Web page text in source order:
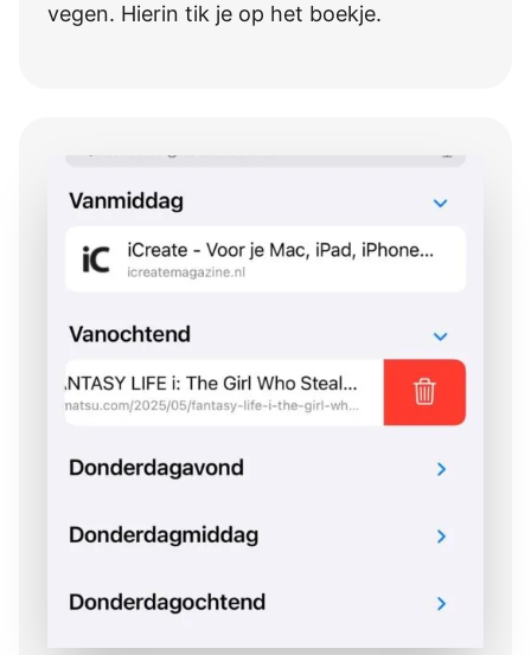
vegen. Hierin tik je op het boekje.